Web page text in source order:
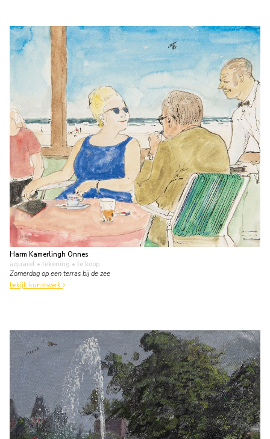
Harm Kamerlingh Onnes
aquarel • tekening • te koop
Zomerdag op een terras bij de zee
bekijk kunstwerk